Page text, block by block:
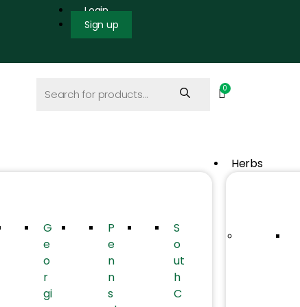
Login
Sign up
G
e
o
r
gi
P
e
n
n
s
S
o
ut
h
C
Herbs